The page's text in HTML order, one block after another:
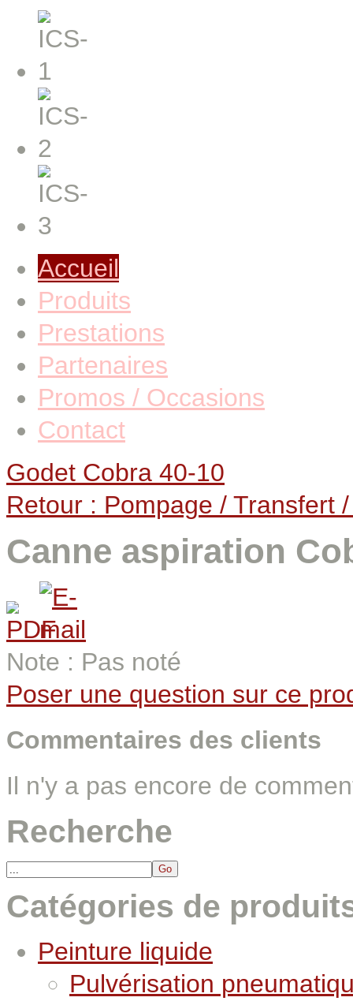
Accueil
Produits
Prestations
Partenaires
Promos / Occasions
Contact
Godet Cobra 40-10
Retour : Pompage / Transfert
Canne aspiration
Note : Pas noté
Poser une question sur ce
Commentaires des clients
Il n'y a pas encore de
Recherche
Catégories de
Peinture liquide
Pulvérisation